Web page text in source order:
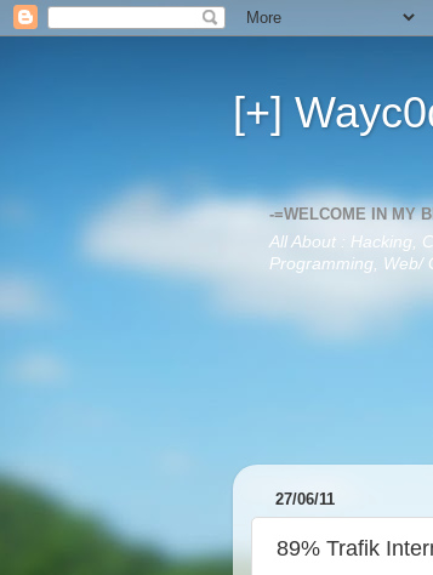
[+]
-=WELCOME IN MY
All About : Hacking,
Programming, Web/
27/06/11
89% Trafik